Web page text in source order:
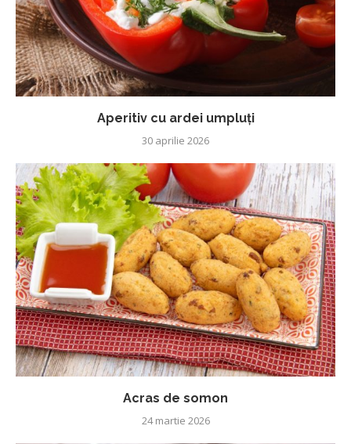
Aperitiv cu ardei umpluți
30 aprilie 2026
Acras de somon
24 martie 2026